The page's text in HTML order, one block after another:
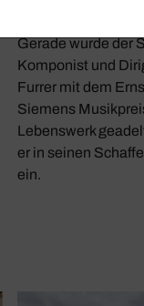
Gerade wurde der
Komponist und
Furrer mit dem
Siemens
Lebenswerk
er in seinen
ein.